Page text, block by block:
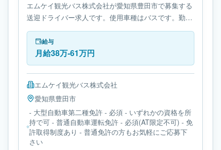
エムケイ観光バス株式会社が愛知県豊田市で募集する
送迎ドライバー求人です。使用車種はバスです。勤務
時間は- 変形労働時間制です。必要免許は- 大型自動車
第二種免許です。
給与
月給38万-61万円
エムケイ観光バス株式会社
愛知県豊田市
- 大型自動車第二種免許 - 必須 - いずれかの資格を所
持で可 - 普通自動車運転免許 - 必須(AT限定不可) - 免
許取得制度あり - 普通免許の方もお気軽にご応募下
さい